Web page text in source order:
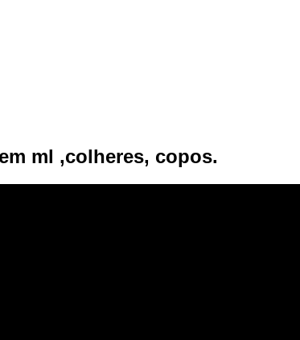
ml ,colheres, copos.